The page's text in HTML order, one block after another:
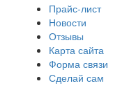
Прайс-лист
Новости
Отзывы
Карта сайта
Форма связи
Сделай сам